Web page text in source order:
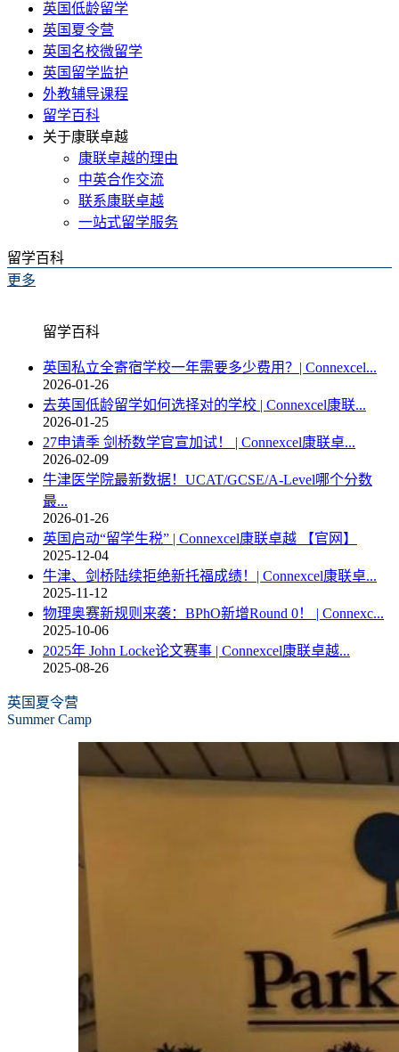
英国低龄留学
英国夏令营
英国名校微留学
英国留学监护
外教辅导课程
留学百科
关于康联卓越
康联卓越的理由
中英合作交流
联系康联卓越
一站式留学服务
留学百科
更多
留学百科
英国私立全寄宿学校一年需要多少费用？| Connexcel...
2026-01-26
去英国低龄留学如何选择对的学校 | Connexcel康联...
2026-01-25
27申请季 剑桥数学官宣加试！ | Connexcel康联卓...
2026-02-09
牛津医学院最新数据！UCAT/GCSE/A-Level哪个分数
最...
2026-01-26
英国启动“留学生税” | Connexcel康联卓越 【官网】
2025-12-04
牛津、剑桥陆续拒绝新托福成绩！| Connexcel康联卓...
2025-11-12
物理奥赛新规则来袭：BPhO新增Round 0！ | Connexc...
2025-10-06
2025年 John Locke论文赛事 | Connexcel康联卓越...
2025-08-26
英国夏令营
Summer Camp